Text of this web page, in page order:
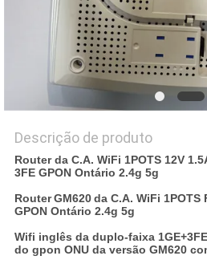
Descrição de produto
Router da C.A. WiFi 1POTS 12V
3FE GPON Ontário 2.4g 5g
RouterGM620da C.A. WiFi 1POTS
GPON Ontário 2.4g 5g
Wifi inglês da duplo-faixa
do gpon ONU da versão GM620